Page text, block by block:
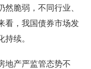
脆弱，不同行业、
看，我国债券市场发
续。
地产严监管态势不